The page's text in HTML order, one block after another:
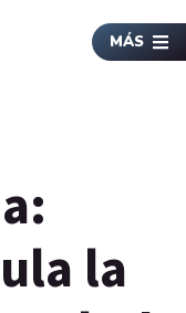
MÁS
la